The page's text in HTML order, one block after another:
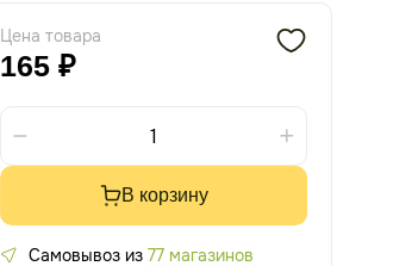
Цена товара
165 ₽
В корзину
Самовывоз из 77 магазинов